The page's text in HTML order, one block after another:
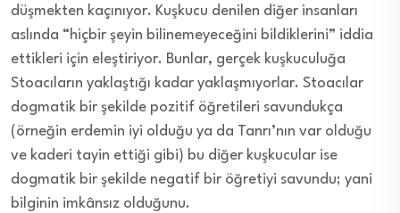
düşmekten kaçınıyor. Kuşkucu denilen diğer insanları
aslında “hiçbir şeyin bilinemeyeceğini bildiklerini” iddia
ettikleri için eleştiriyor. Bunlar, gerçek kuşkuculuğa
Stoacıların yaklaştığı kadar yaklaşmıyorlar. Stoacılar
dogmatik bir şekilde pozitif öğretileri savundukça
(örneğin erdemin iyi olduğu ya da Tanrı’nın var olduğu
ve kaderi tayin ettiği gibi) bu diğer kuşkucular ise
dogmatik bir şekilde negatif bir öğretiyi savundu; yani
bilginin imkânsız olduğunu.